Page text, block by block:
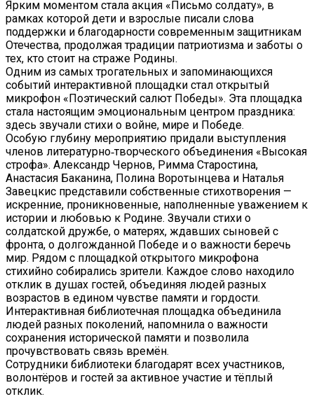
Ярким моментом стала акция «Письмо солдату», в
рамках которой дети и взрослые писали слова
поддержки и благодарности современным защитникам
Отечества, продолжая традиции патриотизма и заботы о
тех, кто стоит на страже Родины.
Одним из самых трогательных и запоминающихся
событий интерактивной площадки стал открытый
микрофон «Поэтический салют Победы». Эта площадка
стала настоящим эмоциональным центром праздника:
здесь звучали стихи о войне, мире и Победе.
Особую глубину мероприятию придали выступления
членов литературно‑творческого объединения «Высокая
строфа». Александр Чернов, Римма Старостина,
Анастасия Баканина, Полина Воротынцева и Наталья
Завецкис представили собственные стихотворения —
искренние, проникновенные, наполненные уважением к
истории и любовью к Родине. Звучали стихи о
солдатской дружбе, о матерях, ждавших сыновей с
фронта, о долгожданной Победе и о важности беречь
мир. Рядом с площадкой открытого микрофона
стихийно собирались зрители. Каждое слово находило
отклик в душах гостей, объединяя людей разных
возрастов в едином чувстве памяти и гордости.
Интерактивная библиотечная площадка объединила
людей разных поколений, напомнила о важности
сохранения исторической памяти и позволила
прочувствовать связь времён.
Сотрудники библиотеки благодарят всех участников,
волонтёров и гостей за активное участие и тёплый
отклик.